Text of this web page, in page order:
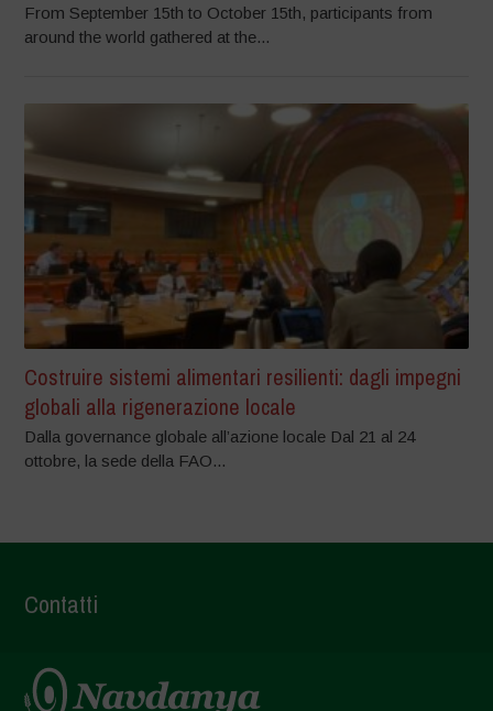
From September 15th to October 15th, participants from
around the world gathered at the...
Costruire sistemi alimentari resilienti: dagli impegni
globali alla rigenerazione locale
Dalla governance globale all’azione locale Dal 21 al 24
ottobre, la sede della FAO...
Contatti